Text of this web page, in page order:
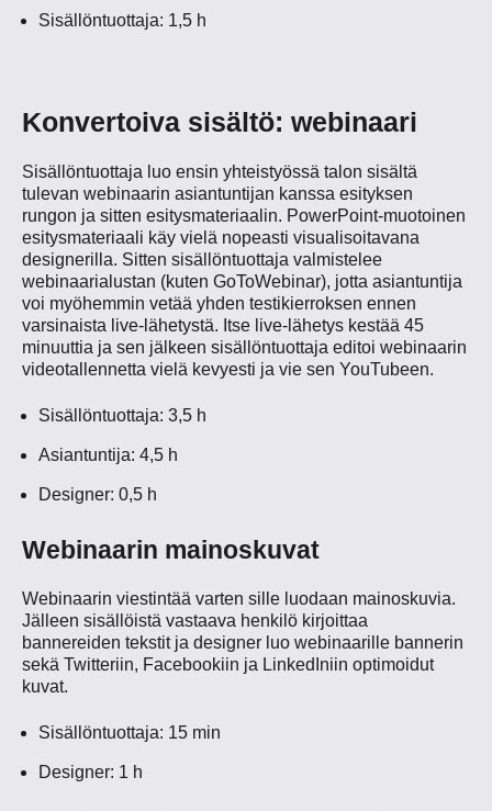
Sisällöntuottaja: 1,5 h
Konvertoiva sisältö: webinaari
Sisällöntuottaja luo ensin yhteistyössä talon sisältä
tulevan webinaarin asiantuntijan kanssa esityksen
rungon ja sitten esitysmateriaalin. PowerPoint-muotoinen
esitysmateriaali käy vielä nopeasti visualisoitavana
designerilla. Sitten sisällöntuottaja valmistelee
webinaarialustan (kuten GoToWebinar), jotta asiantuntija
voi myöhemmin vetää yhden testikierroksen ennen
varsinaista live-lähetystä. Itse live-lähetys kestää 45
minuuttia ja sen jälkeen sisällöntuottaja editoi webinaarin
videotallennetta vielä kevyesti ja vie sen YouTubeen.
Sisällöntuottaja: 3,5 h
Asiantuntija: 4,5 h
Designer: 0,5 h
Webinaarin mainoskuvat
Webinaarin viestintää varten sille luodaan mainoskuvia.
Jälleen sisällöistä vastaava henkilö kirjoittaa
bannereiden tekstit ja designer luo webinaarille bannerin
sekä Twitteriin, Facebookiin ja LinkedIniin optimoidut
kuvat.
Sisällöntuottaja: 15 min
Designer: 1 h